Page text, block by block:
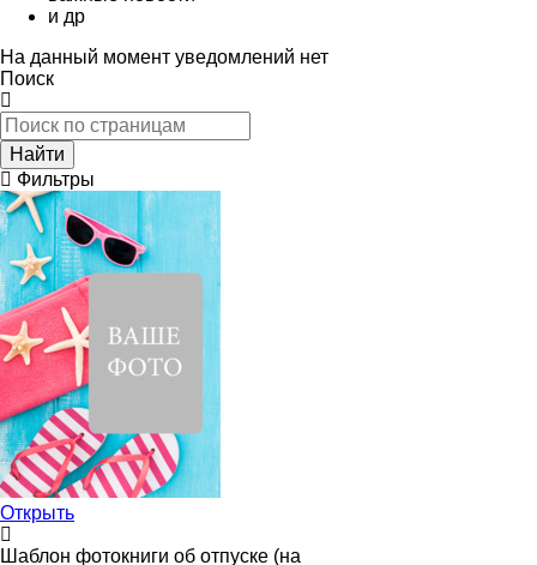
и др
На данный момент уведомлений нет
Поиск
Найти
Фильтры
Открыть
Шаблон фотокниги об отпуске (на